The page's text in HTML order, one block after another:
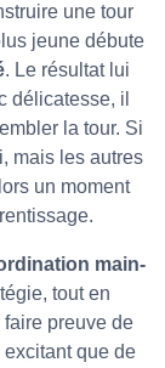
une tour
jeune débute
. Le résultat lui
délicatesse, il
la tour. Si
mais les autres
un moment
main-
tout en
preuve de
excitant que de